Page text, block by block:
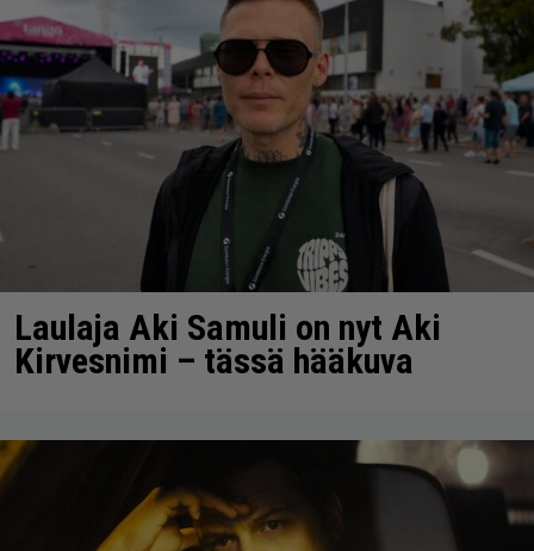
Laulaja Aki Samuli on nyt Aki
Kirvesnimi – tässä hääkuva